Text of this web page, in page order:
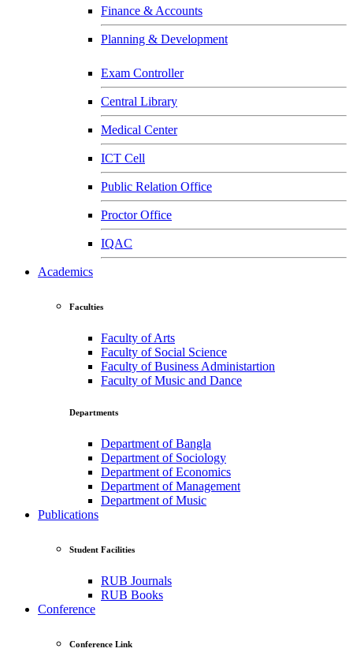
Finance & Accounts
Planning & Development
Exam Controller
Central Library
Medical Center
ICT Cell
Public Relation Office
Proctor Office
IQAC
Academics
Faculties
Faculty of Arts
Faculty of Social Science
Faculty of Business Administartion
Faculty of Music and Dance
Departments
Department of Bangla
Department of Sociology
Department of Economics
Department of Management
Department of Music
Publications
Student Facilities
RUB Journals
RUB Books
Conference
Conference Link